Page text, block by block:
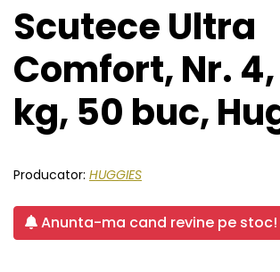
Scutece Ultra
Comfort, Nr. 4,
kg, 50 buc,
Producator: HUGGIES
Anunta-ma cand revine pe stoc!